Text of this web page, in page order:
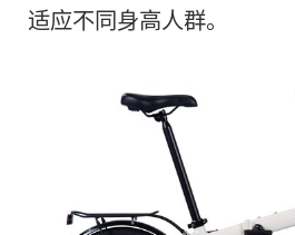
适应不同身高人群。